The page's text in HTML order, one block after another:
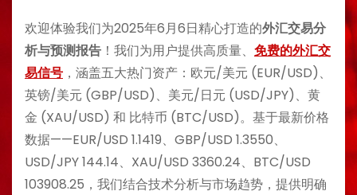
欢迎体验我们为2025年6月6日精心打造的外汇交易分
析与预测报告 ！我们为用户提供高质量、 免费的外汇交
易信号 ，涵盖五大热门资产：欧元/美元 (EUR/USD)、
英镑/美元 (GBP/USD)、美元/日元 (USD/JPY)、黄
金 (XAU/USD) 和 比特币 (BTC/USD)。基于最新价格
数据——EUR/USD 1.1419、GBP/USD 1.3550、
USD/JPY 144.14、XAU/USD 3360.24、BTC/USD
103908.25，我们结合技术分析与市场趋势，提供明确